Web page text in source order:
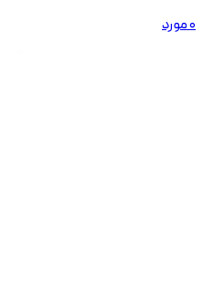
0مورد